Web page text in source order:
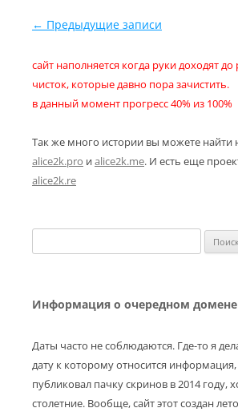
Навигация по записям
← Предыдущие записи
сайт наполняется когда руки доходят
чисток, которые давно пора зачистить.
в данный момент прогресс 40% из 100%
Так же много истории вы можете найти
alice2k.pro иalice2k.me. И есть еще
alice2k.re
Информация о очередном домене
Даты часто не соблюдаются. Где-то я
дату к которому относится информация,
публиковал пачку скринов в 2014 году,
столетние. Вообще, сайт этот создан